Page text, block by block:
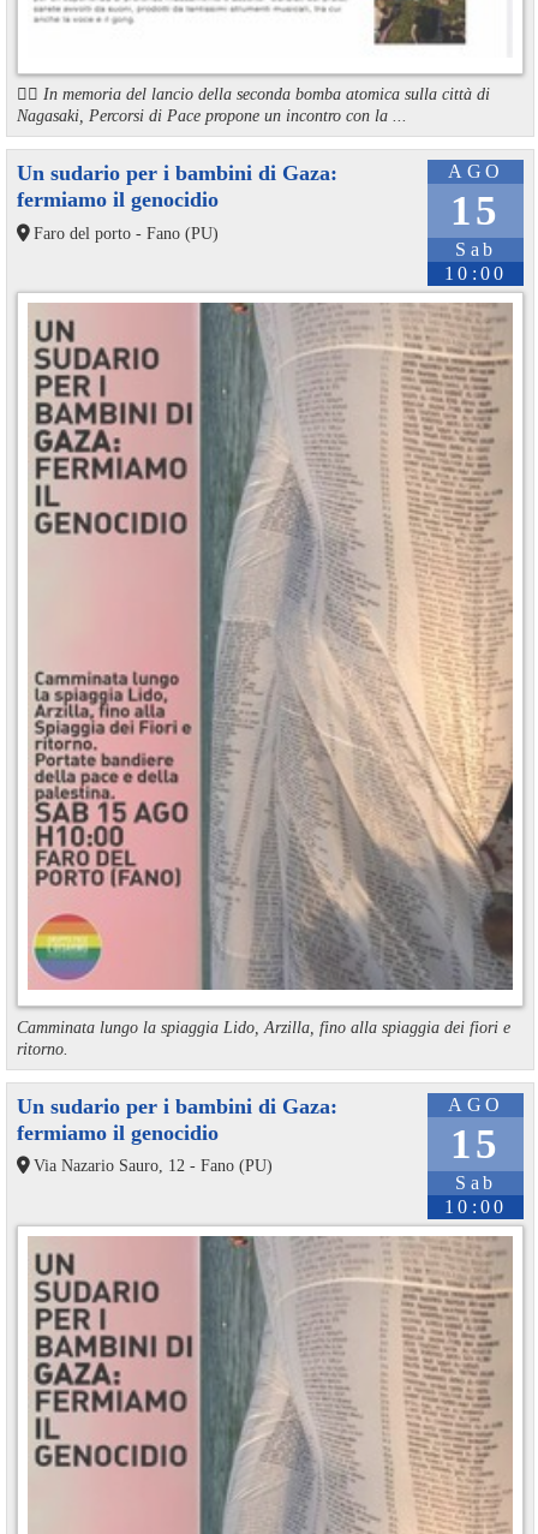
🏳️‍🌈 In memoria del lancio della seconda bomba atomica sulla città di
Nagasaki, Percorsi di Pace propone un incontro con la ...
AGO
15
Sab
10:00
Un sudario per i bambini di Gaza:
fermiamo il genocidio
Faro del porto - Fano (PU)
Camminata lungo la spiaggia Lido, Arzilla, fino alla spiaggia dei fiori e
ritorno.
AGO
15
Sab
10:00
Un sudario per i bambini di Gaza:
fermiamo il genocidio
Via Nazario Sauro, 12 - Fano (PU)